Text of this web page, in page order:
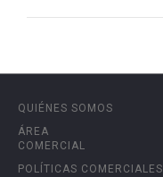
QUIÉNES SOMOS
ÁREA
COMERCIAL
POLÍTICAS COMERCIALES